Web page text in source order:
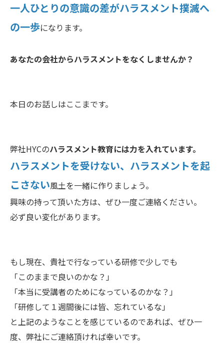
一人ひとりの意識の差がハラスメント撲滅へ
の一歩になります。
あなたの会社からハラスメントをなくしませんか？
本日のお話しはここまです。
弊社HYCのハラスメント教育には力を入れています。
ハラスメントを受けない、ハラスメントを起
こさない風土を一緒に作りましょう。
興味の持って頂いた方は、ぜひ一度ご連絡ください。
必ず良い変化があります。
もし現在、貴社で行なっている研修で少しでも
「このままで良いのかな？」
「本当に受講者のためになっているのかな？」
「研修して１週間後には皆、忘れているな」
と上記のようなことを感じているのであれば、ぜひ一
度、弊社にご連絡頂ければ幸いです。